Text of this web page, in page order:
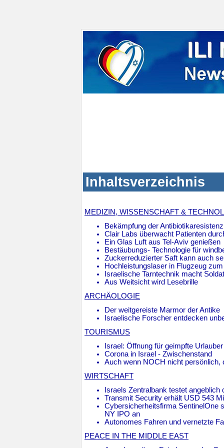
Inhaltsverzeichnis
MEDIZIN, WISSENSCHAFT &
Bekämpfung der Antibiotikaresistenz
Clair Labs überwacht Patienten
Ein Glas Luft aus Tel-Aviv genießen
Bestäubungs- Technologie für
Zuckerreduzierter Saft kann auch
Hochleistungslaser in Flugzeug
Israelische Tarntechnik macht
Aus Weitsicht wird Lesebrille
ARCHÄOLOGIE
Der weitgereiste Marmor der Antike
Israelische Forscher entdecken
TOURISMUS
Israel: Öffnung für geimpfte
Corona in Israel - Zwischenstand
Auch wenn NOCH nicht persönlich,
WIRTSCHAFT
Israels Zentralbank testet
Transmit Security erhält USD 543
Cybersicherheitsfirma SentinelOne
NY IPO an
Autonomes Fahren und vernetzte
PEACE IN THE MIDDLE EAST